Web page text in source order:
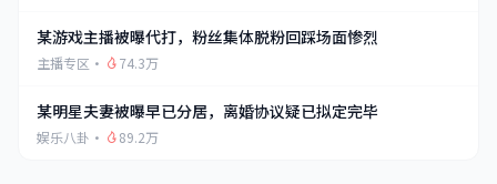
某游戏主播被曝代打，粉丝集体脱粉回踩场面惨烈
主播专区 · 74.3万
某明星夫妻被曝早已分居，离婚协议疑已拟定完毕
娱乐八卦 · 89.2万